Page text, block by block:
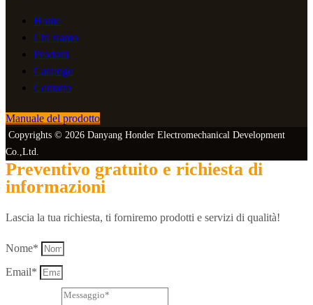
Home
Chi siamo
Prodotti
Catalogo
Contatto
Manuale del prodotto
Copyrights © 2026 Danyang Honder Electromechanical Development
Co.,Ltd.
Preventivo gratuito e richiesta di
informazioni
Lascia la tua richiesta, ti forniremo prodotti e servizi di qualità!
Nome*
Email*